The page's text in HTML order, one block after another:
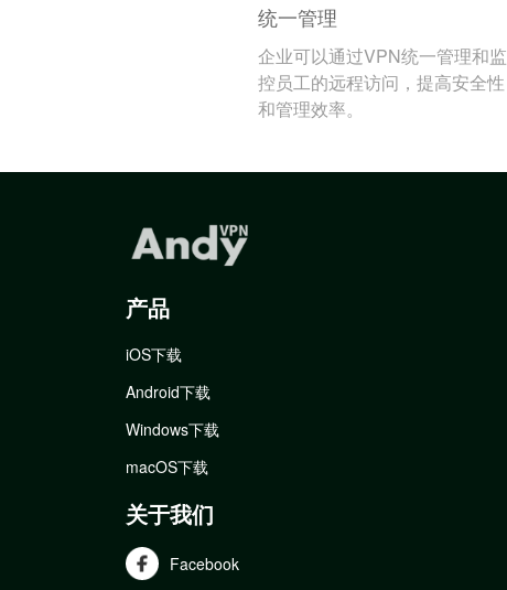
统一管理
企业可以通过VPN统一管理和监
控员工的远程访问，提高安全性
和管理效率。
产品
iOS下载
Android下载
Windows下载
macOS下载
关于我们
Facebook